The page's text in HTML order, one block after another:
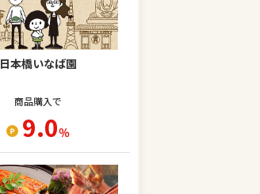
日本橋いなば園
商品購入で
9.0％